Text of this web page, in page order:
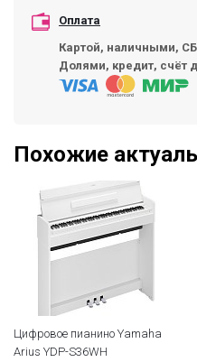
Оплата
Картой, наличными,
Долями, кредит, счёт
Похожие
Цифровое пианино Yamaha
Arius YDP-S36WH